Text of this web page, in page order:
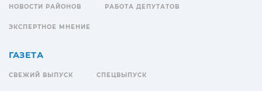
НОВОСТИ РАЙОНОВ РАБОТА ДЕПУТАТОВ
ЭКСПЕРТНОЕ МНЕНИЕ
ГАЗЕТА
СВЕЖИЙ ВЫПУСК СПЕЦВЫПУСК